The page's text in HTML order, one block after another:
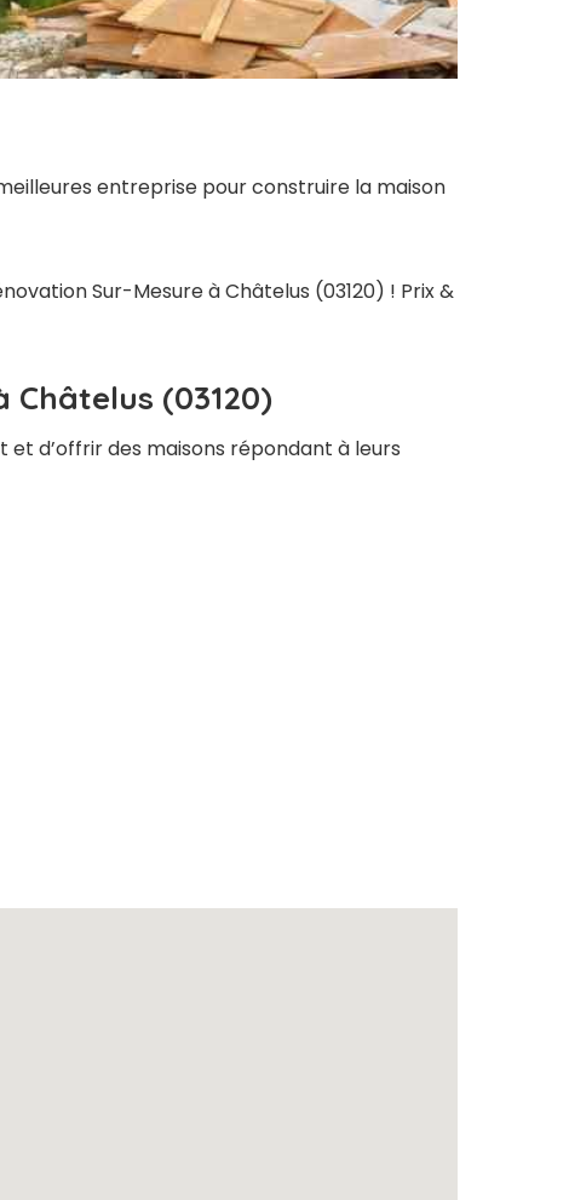
entreprise pour construire la maison
Sur-Mesure à Châtelus (03120) ! Prix &
(03120)
d’offrir des maisons répondant à leurs